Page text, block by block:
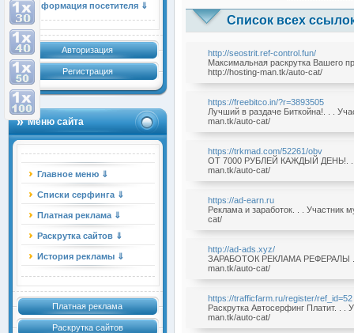
Информация посетителя ⇓
Авторизация
Регистрация
Меню сайта
Главное меню ⇓
Списки серфинга ⇓
Платная реклама ⇓
Раскрутка сайтов ⇓
История рекламы ⇓
Платная реклама
Раскрутка сайтов
Список всех
http://seostrit.ref-control.fun/
Максимальная раскрутка Вашего
http://hosting-man.tk/auto-cat/
https://freebitco.in/?r=3893505
Лучший в раздаче Биткойна!. . .
man.tk/auto-cat/
https://trkmad.com/52261/obv
ОТ 7000 РУБЛЕЙ КАЖДЫЙ ДЕНЬ!. . .
man.tk/auto-cat/
https://ad-earn.ru
Реклама и заработок. . . Участник
cat/
http://ad-ads.xyz/
ЗАРАБОТОК РЕКЛАМА РЕФЕРАЛЫ . .
man.tk/auto-cat/
https://trafficfarm.ru/register/ref_id=52
Раскрутка Автосерфинг Платит. . .
man.tk/auto-cat/